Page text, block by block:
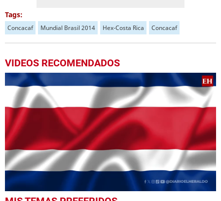
Tags:
Concacaf Mundial Brasil 2014 Hex-Costa Rica Concacaf
VIDEOS RECOMENDADOS